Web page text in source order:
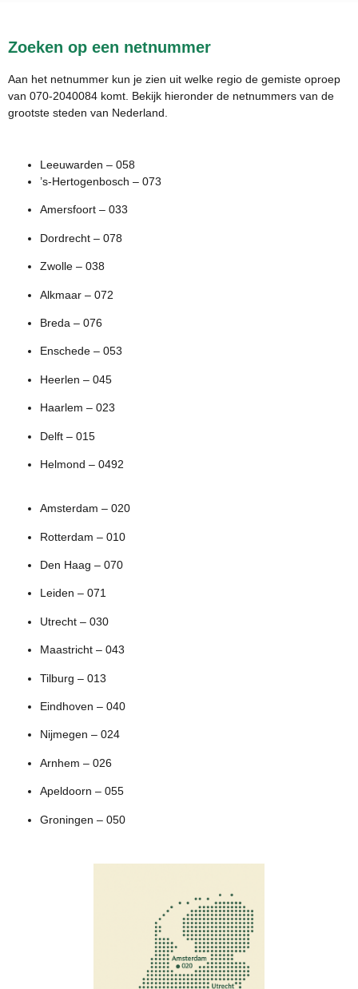
Zoeken op een netnummer
Aan het netnummer kun je zien uit welke regio de gemiste oproep
van 070-2040084 komt. Bekijk hieronder de netnummers van de
grootste steden van Nederland.
Leeuwarden – 058
’s-Hertogenbosch – 073
Amersfoort – 033
Dordrecht – 078
Zwolle – 038
Alkmaar – 072
Breda – 076
Enschede – 053
Heerlen – 045
Haarlem – 023
Delft – 015
Helmond – 0492
Amsterdam – 020
Rotterdam – 010
Den Haag – 070
Leiden – 071
Utrecht – 030
Maastricht – 043
Tilburg – 013
Eindhoven – 040
Nijmegen – 024
Arnhem – 026
Apeldoorn – 055
Groningen – 050